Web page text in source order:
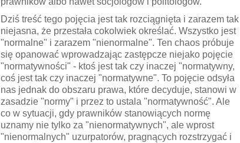
Dziś treść tego pojęcia jest tak rozciągnięta i zarazem tak
niejasna, że przestała cokolwiek określać. Wszystko jest
"normalne" i zarazem "nienormalne". Ten chaos próbuje
się opanować wprowadzając zastępcze niejako pojęcie
"normatywności" - ktoś jest tak czy inaczej "normatywny,
coś jest tak czy inaczej "normatywne". To pojęcie odsyła
nas jednak do obszaru prawa, które decyduje, stanowi w
zasadzie "normy" i przez to ustala "normatywność". Ale
co w sytuacji, gdy prawników stanowiących normę
uznamy nie tylko za "nienormatywnych", ale wprost
"nienormalnych" uzurpatorów, pragnących rozstrzygać i